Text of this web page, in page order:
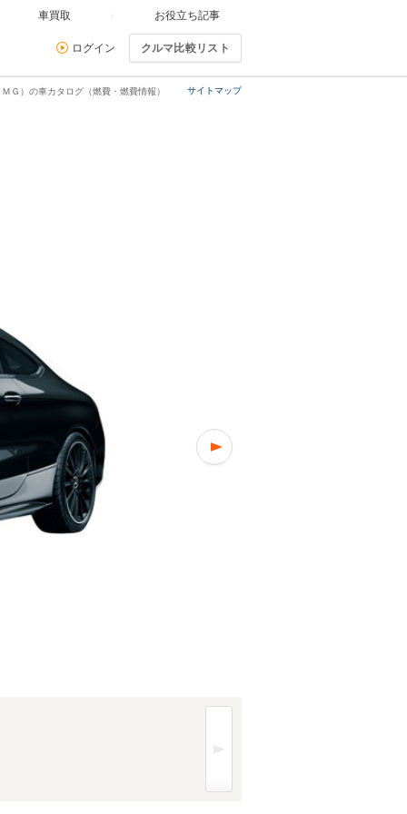
車買取 お役立ち記事
ログイン クルマ比較リスト
サイトマップ
Ｇ）の車カタログ（燃費・燃費情報）